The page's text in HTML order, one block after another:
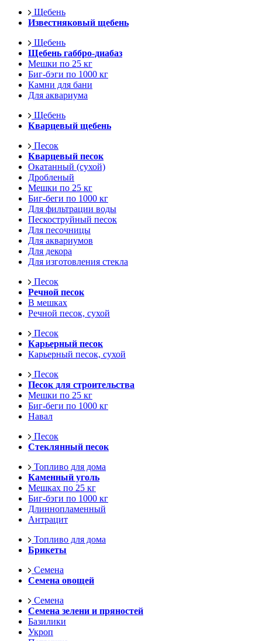
Щебень
Известняковый щебень
Щебень
Щебень габбро-диабаз
Мешки по 25 кг
Биг-бэги по 1000 кг
Камни для бани
Для аквариума
Щебень
Кварцевый щебень
Песок
Кварцевый песок
Окатанный (сухой)
Дробленый
Мешки по 25 кг
Биг-беги по 1000 кг
Для фильтрации воды
Пескоструйный песок
Для песочницы
Для аквариумов
Для декора
Для изготовления стекла
Песок
Речной песок
В мешках
Речной песок, сухой
Песок
Карьерный песок
Карьерный песок, сухой
Песок
Песок для строительства
Мешки по 25 кг
Биг-беги по 1000 кг
Навал
Песок
Стеклянный песок
Топливо для дома
Каменный уголь
Мешках по 25 кг
Биг-бэги по 1000 кг
Длиннопламенный
Антрацит
Топливо для дома
Брикеты
Семена
Семена овощей
Семена
Семена зелени и пряностей
Базилики
Укроп